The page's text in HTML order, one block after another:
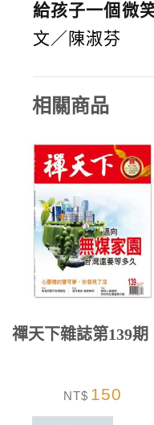
給孩子一個微
文／陳淑芬
相關商品
禪天下雜誌第139期
NT$ 150